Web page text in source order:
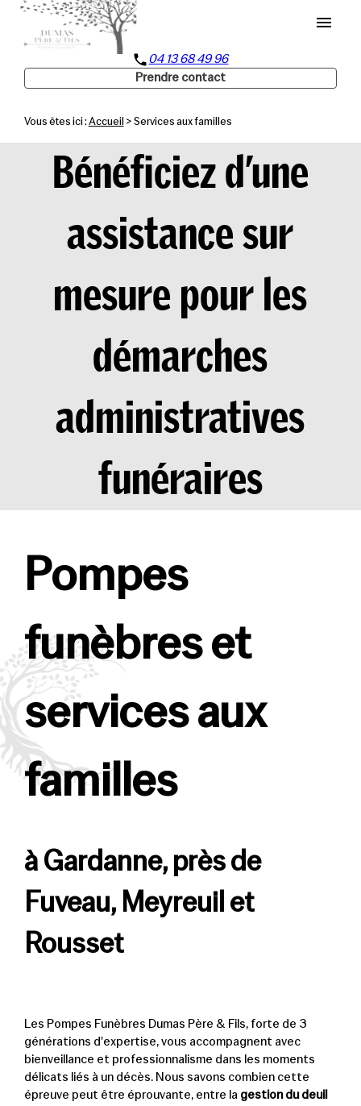
menu
phone04 13 68 49 96
Prendre contact
Vous êtes ici : Accueil > Services aux familles
Bénéficiez d’une
assistance sur
mesure pour les
démarches
administratives
funéraires
Pompes
funèbres et
services aux
familles
à Gardanne, près de
Fuveau, Meyreuil et
Rousset
Les Pompes Funèbres Dumas Père & Fils, forte de 3
générations d'expertise, vous accompagnent avec
bienveillance et professionnalisme dans les moments
délicats liés à un décès. Nous savons combien cette
épreuve peut être éprouvante, entre la gestion du deuil
Panneau de gestion des cookies